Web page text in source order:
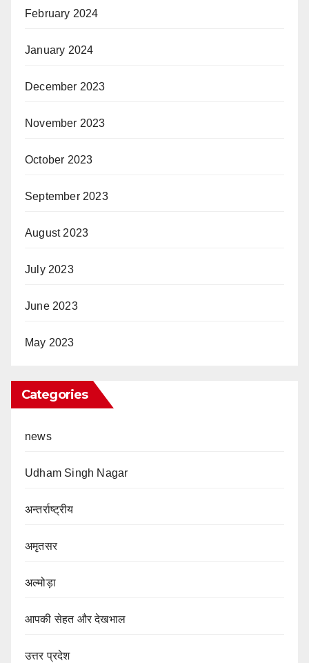
February 2024
January 2024
December 2023
November 2023
October 2023
September 2023
August 2023
July 2023
June 2023
May 2023
Categories
news
Udham Singh Nagar
अन्तर्राष्ट्रीय
अमृतसर
अल्मोड़ा
आपकी सेहत और देखभाल
उत्तर प्रदेश